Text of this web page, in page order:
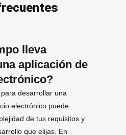
lleva
aplicación de
desarrollar una
electrónico puede
de tus requisitos y
que elijas. En